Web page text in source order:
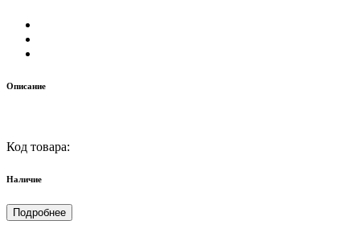
Описание
Код товара:
Наличие
Подробнее